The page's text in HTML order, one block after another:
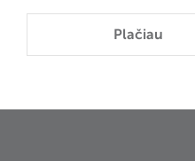
Plačiau